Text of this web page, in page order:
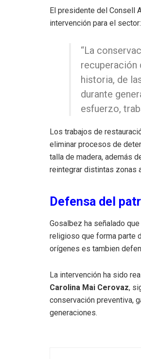
El presidente del Consell
intervención para el sector:
“La
recuperación
historia, de
durante
esfuerzo,
Los trabajos de
eliminar procesos de
talla de madera, además
reintegrar distintas zonas
Defensa del
Gosalbez ha señalado
religioso que forma parte
orígenes es tambien
La intervención ha sido
Carolina Mai Cerovaz,
conservación preventiva,
generaciones.